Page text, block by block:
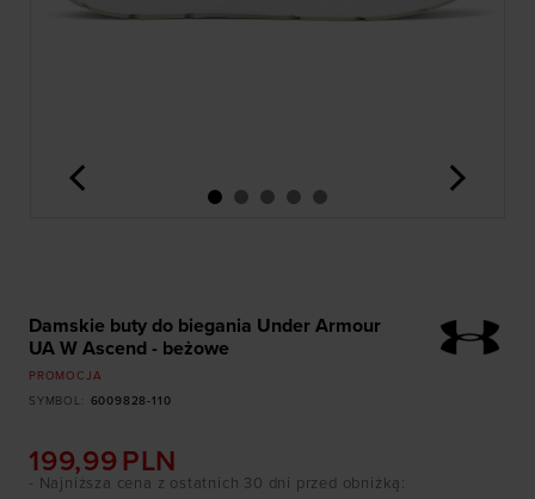
<
Damskie buty do biegania Under Armour
UA W Ascend - beżowe
PROMOCJA
SYMBOL
6009828-110
199,99 PLN
- Najniższa cena z ostatnich 30 dni przed obniżką: